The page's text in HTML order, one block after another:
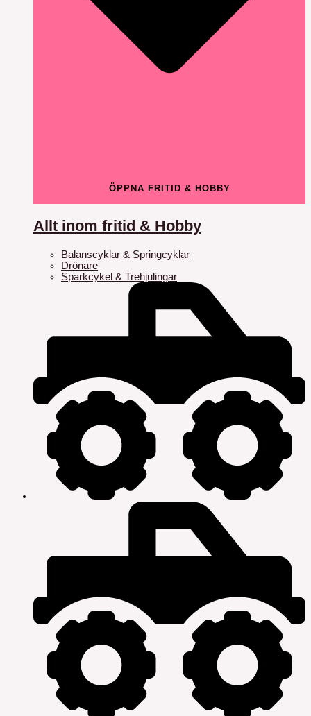
ÖPPNA FRITID & HOBBY
Allt inom fritid & Hobby
Balanscyklar & Springcyklar
Drönare
Sparkcykel & Trehjulingar